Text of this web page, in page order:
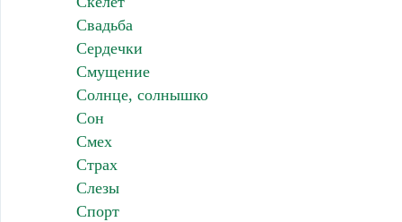
Свадьба
Сердечки
Смущение
Солнце, солнышко
Сон
Смех
Страх
Слезы
Спорт